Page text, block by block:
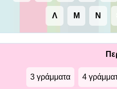
Λ Μ Ν
3 γράμματα 4